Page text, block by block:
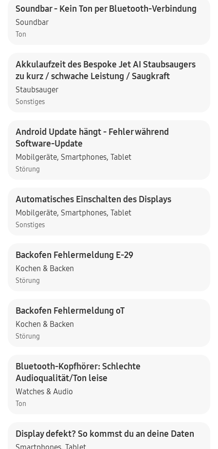
Soundbar - Kein Ton per Bluetooth-Verbindung
Soundbar
Ton
Akkulaufzeit des Bespoke Jet AI Staubsaugers
zu kurz / schwache Leistung / Saugkraft
Staubsauger
Sonstiges
Android Update hängt - Fehler während
Software-Update
Mobilgeräte, Smartphones, Tablet
Störung
Automatisches Einschalten des Displays
Mobilgeräte, Smartphones, Tablet
Sonstiges
Backofen Fehlermeldung E-29
Kochen & Backen
Störung
Backofen Fehlermeldung oT
Kochen & Backen
Störung
Bluetooth-Kopfhörer: Schlechte
Audioqualität/Ton leise
Watches & Audio
Ton
Display defekt? So kommst du an deine Daten
Smartphones, Tablet